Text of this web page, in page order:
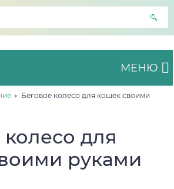
МЕНЮ
Беговое колесо для кошек своими
для
руками